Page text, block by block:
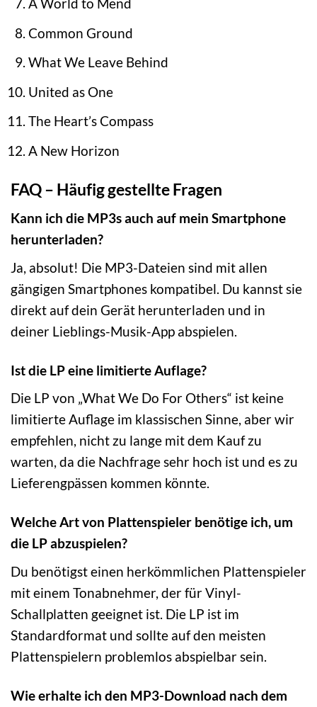
Common Ground
What We Leave Behind
United as One
The Heart’s Compass
A New Horizon
FAQ – Häufig gestellte Fragen
Kann ich die MP3s auch auf mein Smartphone
herunterladen?
Ja, absolut! Die MP3-Dateien sind mit allen
gängigen Smartphones kompatibel. Du kannst sie
direkt auf dein Gerät herunterladen und in
deiner Lieblings-Musik-App abspielen.
Ist die LP eine limitierte Auflage?
Die LP von „What We Do For Others“ ist keine
limitierte Auflage im klassischen Sinne, aber wir
empfehlen, nicht zu lange mit dem Kauf zu
warten, da die Nachfrage sehr hoch ist und es zu
Lieferengpässen kommen könnte.
Welche Art von Plattenspieler benötige ich, um
die LP abzuspielen?
Du benötigst einen herkömmlichen Plattenspieler
mit einem Tonabnehmer, der für Vinyl-
Schallplatten geeignet ist. Die LP ist im
Standardformat und sollte auf den meisten
Plattenspielern problemlos abspielbar sein.
Wie erhalte ich den MP3-Download nach dem